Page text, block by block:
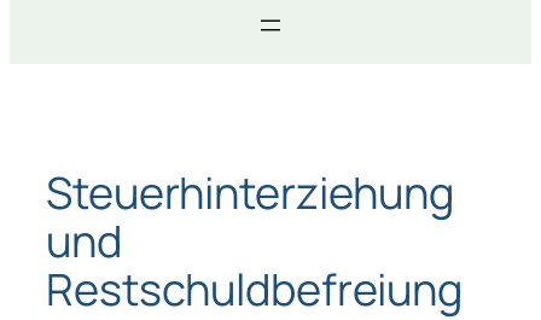
Steuerhinterziehung
und
Restschuldbefreiung